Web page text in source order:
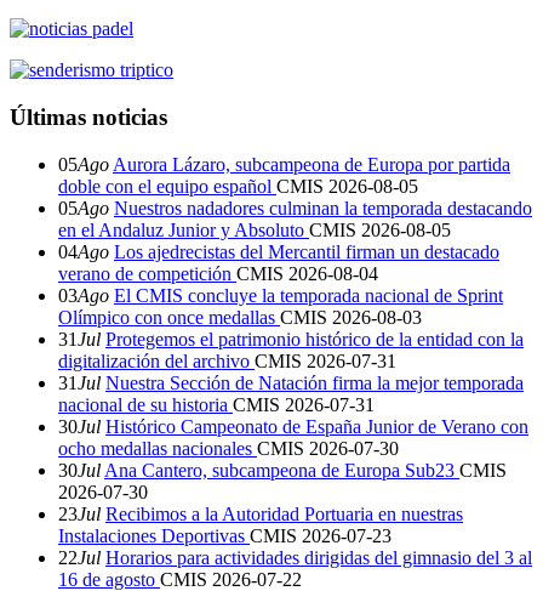
Últimas noticias
05Ago Aurora Lázaro, subcampeona de Europa por partida
doble con el equipo español CMIS 2026-08-05
05Ago Nuestros nadadores culminan la temporada destacando
en el Andaluz Junior y Absoluto CMIS 2026-08-05
04Ago Los ajedrecistas del Mercantil firman un destacado
verano de competición CMIS 2026-08-04
03Ago El CMIS concluye la temporada nacional de Sprint
Olímpico con once medallas CMIS 2026-08-03
31Jul Protegemos el patrimonio histórico de la entidad con la
digitalización del archivo CMIS 2026-07-31
31Jul Nuestra Sección de Natación firma la mejor temporada
nacional de su historia CMIS 2026-07-31
30Jul Histórico Campeonato de España Junior de Verano con
ocho medallas nacionales CMIS 2026-07-30
30Jul Ana Cantero, subcampeona de Europa Sub23 CMIS
2026-07-30
23Jul Recibimos a la Autoridad Portuaria en nuestras
Instalaciones Deportivas CMIS 2026-07-23
22Jul Horarios para actividades dirigidas del gimnasio del 3 al
16 de agosto CMIS 2026-07-22